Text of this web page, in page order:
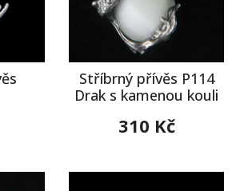
Stříbrný přívěs P114
Drak s kamenou kouli
310 Kč